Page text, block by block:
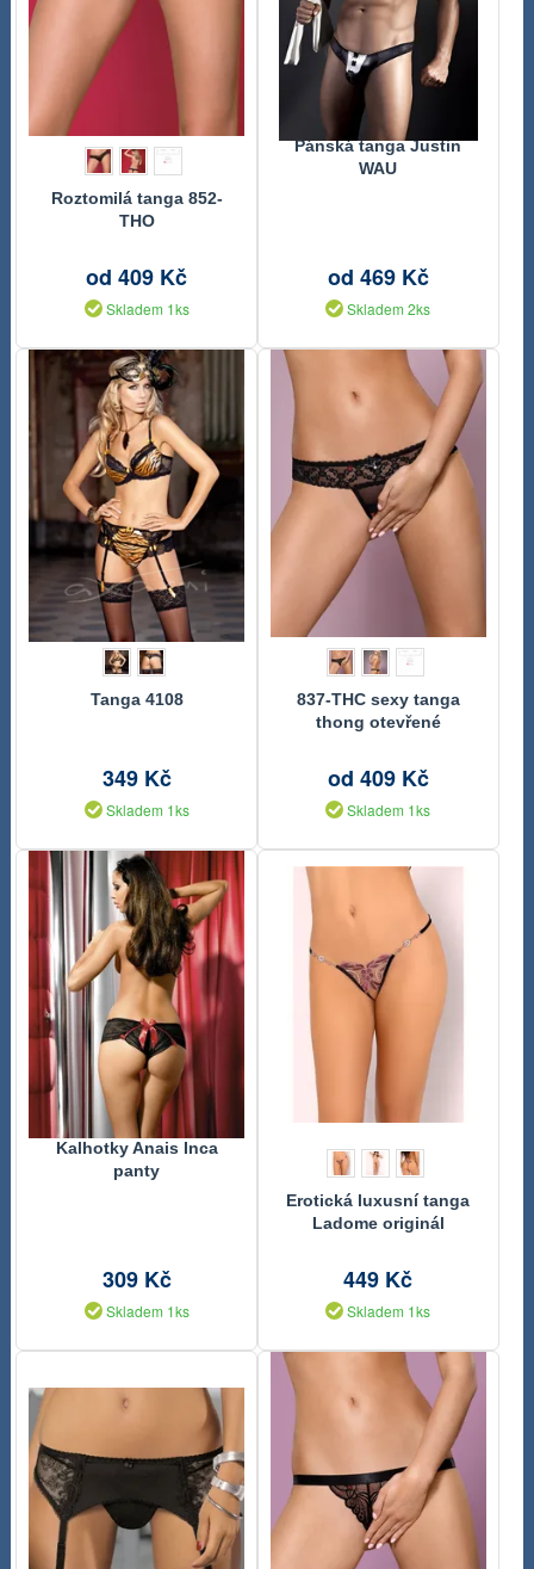
Roztomilá tanga 852-
THO
od 409 Kč
Skladem 1ks
Pánská tanga Justin
WAU
od 469 Kč
Skladem 2ks
Tanga 4108
349 Kč
Skladem 1ks
837-THC sexy tanga
thong otevřené
od 409 Kč
Skladem 1ks
Kalhotky Anais Inca
panty
309 Kč
Skladem 1ks
Erotická luxusní tanga
Ladome originál
449 Kč
Skladem 1ks